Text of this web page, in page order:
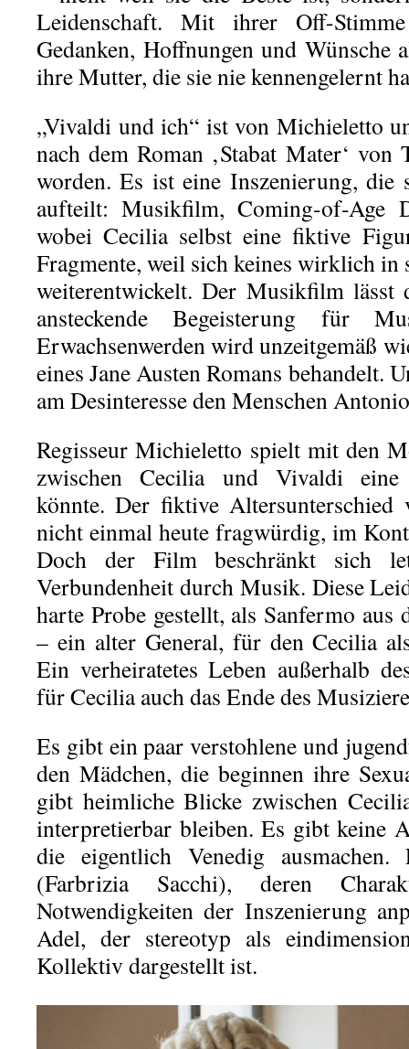
Leidenschaft. Mit ihrer Off-
Gedanken, Hoffnungen und Wünsche
ihre Mutter, die sie nie kennengelernt
„Vivaldi und ich“ ist von Michieletto
nach dem Roman ‚Stabat Mater‘ von
worden. Es ist eine Inszenierung, die
aufteilt: Musikfilm, Coming-of-Age
wobei Cecilia selbst eine fiktive
Fragmente, weil sich keines wirklich in
weiterentwickelt. Der Musikfilm lässt
ansteckende Begeisterung für
Erwachsenwerden wird unzeitgemäß
eines Jane Austen Romans behandelt.
am Desinteresse den Menschen
Regisseur Michieletto spielt mit den
zwischen Cecilia und Vivaldi eine
könnte. Der fiktive Altersunterschied
nicht einmal heute fragwürdig, im
Doch der Film beschränkt sich
Verbundenheit durch Musik. Diese
harte Probe gestellt, als Sanfermo
– ein alter General, für den Cecilia
Ein verheiratetes Leben außerhalb
für Cecilia auch das Ende des
Es gibt ein paar verstohlene und
den Mädchen, die beginnen ihre
gibt heimliche Blicke zwischen
interpretierbar bleiben. Es gibt keine
die eigentlich Venedig
(Farbrizia Sacchi), deren
Notwendigkeiten der Inszenierung
Adel, der stereotyp als
Kollektiv dargestellt ist.